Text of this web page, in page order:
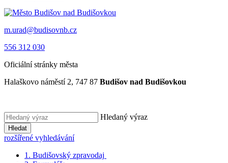
m.urad@budisovnb.cz
556 312 030
Oficiální stránky města
Halaškovo náměstí 2, 747 87 Budišov nad Budišovkou
Hledaný výraz
Hledat
rozšířené vyhledávání
1. Budišovský zpravodaj